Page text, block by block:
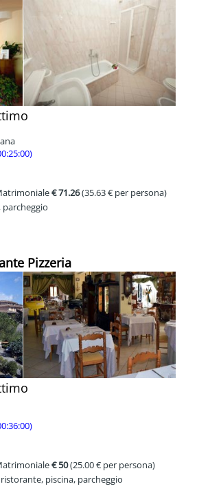
€ 71.26(35.63 € per persona)
Pizzeria
€ 50(25.00 € per persona)
piscina, parcheggio